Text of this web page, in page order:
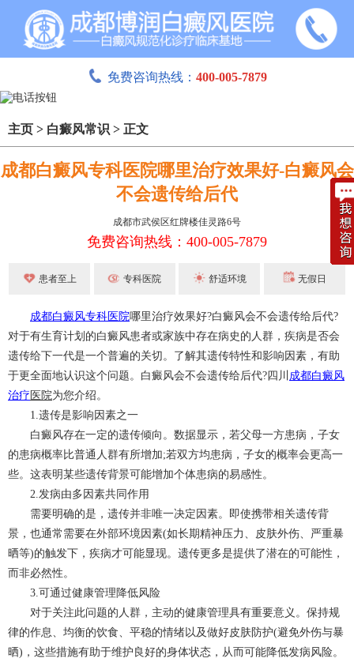
免费咨询热线： 400-005-7879
主页 > 白癜风常识 > 正文
成都白癜风专科医院哪里治疗效果好-白癜风会
不会遗传给后代
成都市武侯区红牌楼佳灵路6号
免费咨询热线：400-005-7879
患者至上 专科医院 舒适环境 无假日
成都白癜风专科医院哪里治疗效果好?白癜风会不会遗传给后代?
对于有生育计划的白癜风患者或家族中存在病史的人群，疾病是否会
遗传给下一代是一个普遍的关切。了解其遗传特性和影响因素，有助
于更全面地认识这个问题。白癜风会不会遗传给后代?四川 成都白癜风
治疗 医院为您介绍。
1.遗传是影响因素之一
白癜风存在一定的遗传倾向。数据显示，若父母一方患病，子女
的患病概率比普通人群有所增加;若双方均患病，子女的概率会更高一
些。这表明某些遗传背景可能增加个体患病的易感性。
2.发病由多因素共同作用
需要明确的是，遗传并非唯一决定因素。即使携带相关遗传背
景，也通常需要在外部环境因素(如长期精神压力、皮肤外伤、严重暴
晒等)的触发下，疾病才可能显现。遗传更多是提供了潜在的可能性，
而非必然性。
3.可通过健康管理降低风险
对于关注此问题的人群，主动的健康管理具有重要意义。保持规
律的作息、均衡的饮食、平稳的情绪以及做好皮肤防护(避免外伤与暴
晒)，这些措施有助于维护良好的身体状态，从而可能降低发病风险。